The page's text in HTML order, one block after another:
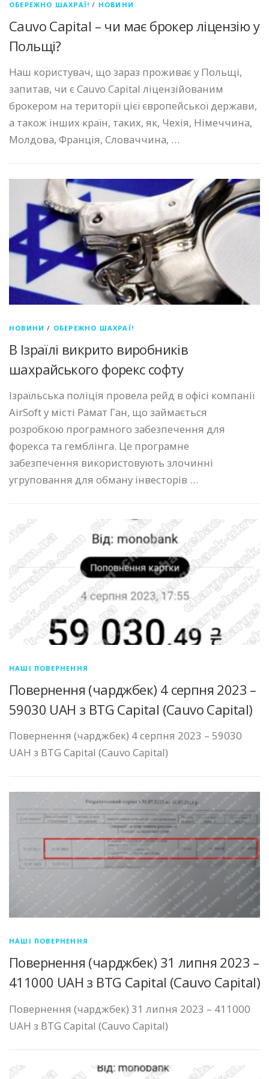
ОБЕРЕЖНО ШАХРАЇ! / НОВИНИ
Cauvo Capital – чи має брокер ліцензію у
Польщі?
Наш користувач, що зараз проживає у Польщі,
запитав, чи є Cauvo Capital ліцензійованим
брокером на території цієї європейської держави,
а також інших країн, таких, як, Чехія, Німеччина,
Молдова, Франція, Словаччина, …
НОВИНИ / ОБЕРЕЖНО ШАХРАЇ!
В Ізраїлі викрито виробників
шахрайського форекс софту
Ізраїльська поліція провела рейд в офісі компанії
AirSoft у місті Рамат Ган, що займається
розробкою програмного забезпечення для
форекса та гемблінга. Це програмне
забезпечення використовують злочинні
угруповання для обману інвесторів …
НАШІ ПОВЕРНЕННЯ
Повернення (чарджбек) 4 серпня 2023 –
59030 UAH з BTG Capital (Cauvo Capital)
Повернення (чарджбек) 4 серпня 2023 – 59030
UAH з BTG Capital (Cauvo Capital)
НАШІ ПОВЕРНЕННЯ
Повернення (чарджбек) 31 липня 2023 –
411000 UAH з BTG Capital (Cauvo Capital)
Повернення (чарджбек) 31 липня 2023 – 411000
UAH з BTG Capital (Cauvo Capital)